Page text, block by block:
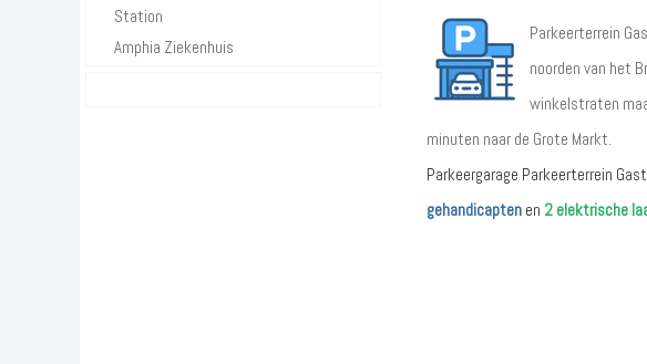
Station
Amphia Ziekenhuis
Parkeerterrein
noorden van het
winkelstraten
minuten naar de Grote Markt.
Parkeergarage Parkeerterrein
gehandicaptenen 2 elektrische